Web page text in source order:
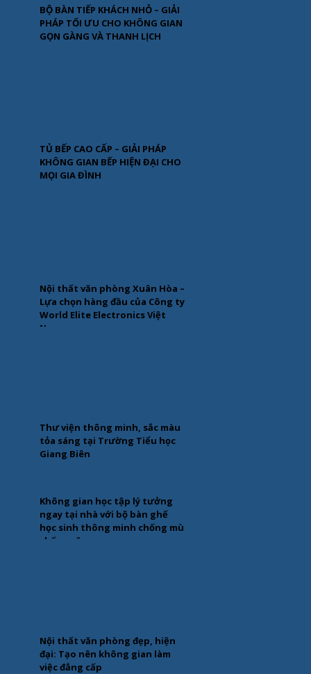
BỘ BÀN TIẾP KHÁCH NHỎ – GIẢI
PHÁP TỐI ƯU CHO KHÔNG GIAN
GỌN GÀNG VÀ THANH LỊCH
TỦ BẾP CAO CẤP – GIẢI PHÁP
KHÔNG GIAN BẾP HIỆN ĐẠI CHO
MỌI GIA ĐÌNH
Nội thất văn phòng Xuân Hòa –
Lựa chọn hàng đầu của Công ty
World Elite Electronics Việt
Nam
Thư viện thông minh, sắc màu
tỏa sáng tại Trường Tiểu học
Giang Biên
Không gian học tập lý tưởng
ngay tại nhà với bộ bàn ghế
học sinh thông minh chống mù
chống cận
Nội thất văn phòng đẹp, hiện
đại: Tạo nên không gian làm
việc đẳng cấp